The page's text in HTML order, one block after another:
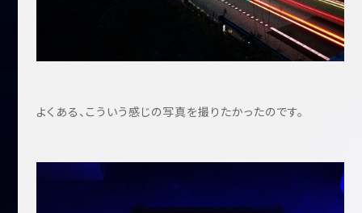
よくある、こういう感じの写真を撮りたかったのです。